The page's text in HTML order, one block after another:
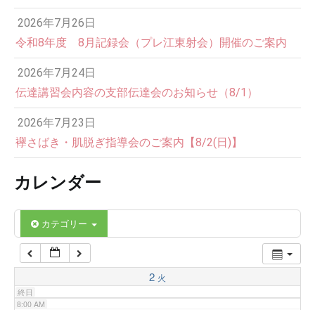
2026年7月26日
令和8年度 8月記録会（プレ江東射会）開催のご案内
2026年7月24日
伝達講習会内容の支部伝達会のお知らせ（8/1）
2026年7月23日
襷さばき・肌脱ぎ指導会のご案内【8/2(日)】
カレンダー
カテゴリー
2 火
終日
1:00 AM
2:00 AM
3:00 AM
4:00 AM
5:00 AM
6:00 AM
7:00 AM
8:00 AM